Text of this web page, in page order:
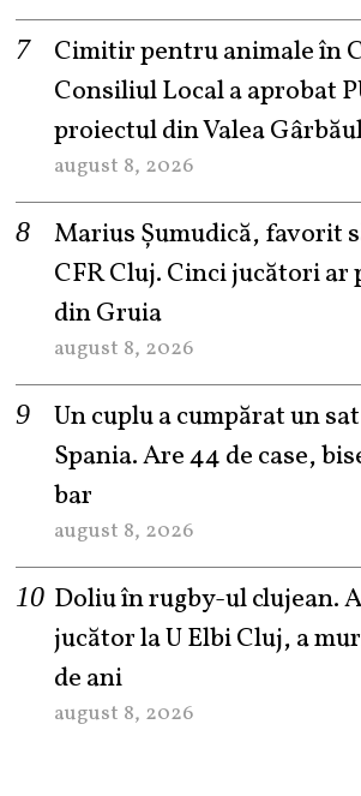
Cimitir pentru animale în
Consiliul Local a aprobat
proiectul din Valea
august 8, 2026
Marius Șumudică, favorit
CFR Cluj. Cinci jucători ar
din Gruia
august 8, 2026
Un cuplu a cumpărat un
Spania. Are 44 de case,
bar
august 8, 2026
Doliu în rugby-ul clujean.
jucător la U Elbi Cluj, a
de ani
august 8, 2026